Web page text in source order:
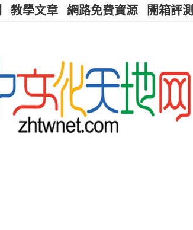
教學文章 網路免費資源 開箱評測